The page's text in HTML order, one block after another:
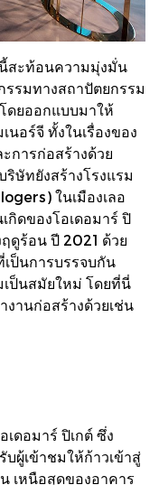
สะท้อนความมุ่งมั่น
รรมทางสถาปัตยกรรม
ดยออกแบบมาให้
อร์จี ทั้งในเรื่องของ
การก่อสร้างด้วย
ษัทยังสร้างโรงแรม
ในเมืองเลอ
กิดของโอเดอมาร์ ปิ
ฤดูร้อน ปี 2021 ด้วย
ป็นการบรรจบกัน
ป็นสมัยใหม่ โดยที่นี่
งานก่อสร้างด้วยเช่น
ดอมาร์ ปิเกต์ ซึ่ง
บผู้เข้าชมให้ก้าวเข้าสู่
เหนือสุดของอาคาร